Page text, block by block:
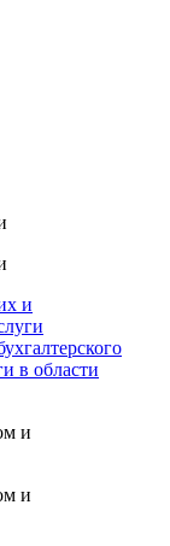
и
в области
и
и